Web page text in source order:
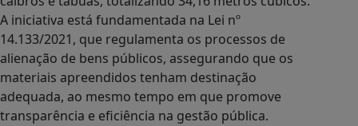
A iniciativa está fundamentada na Lei nº
14.133/2021, que regulamenta os processos de
alienação de bens públicos, assegurando que os
materiais apreendidos tenham destinação
adequada, ao mesmo tempo em que promove
transparência e eficiência na gestão pública.